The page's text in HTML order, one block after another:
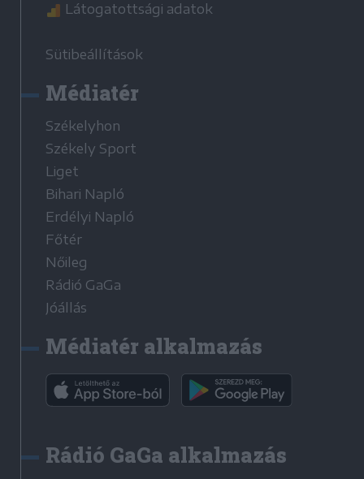
Látogatottsági adatok
Sütibeállítások
Médiatér
Székelyhon
Székely Sport
Liget
Bihari Napló
Erdélyi Napló
Főtér
Nőileg
Rádió GaGa
Jóállás
Médiatér alkalmazás
Rádió GaGa alkalmazás